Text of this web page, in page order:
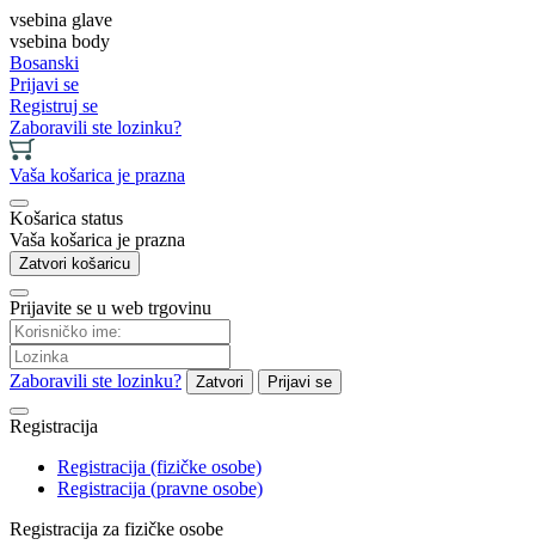
vsebina glave
vsebina body
Bosanski
Prijavi se
Registruj se
Zaboravili ste lozinku?
Vaša košarica je prazna
Košarica status
Vaša košarica je prazna
Zatvori košaricu
Prijavite se u web trgovinu
Zaboravili ste lozinku? Zatvori Prijavi se
Registracija
Registracija (fizičke osobe)
Registracija (pravne osobe)
Registracija za fizičke osobe